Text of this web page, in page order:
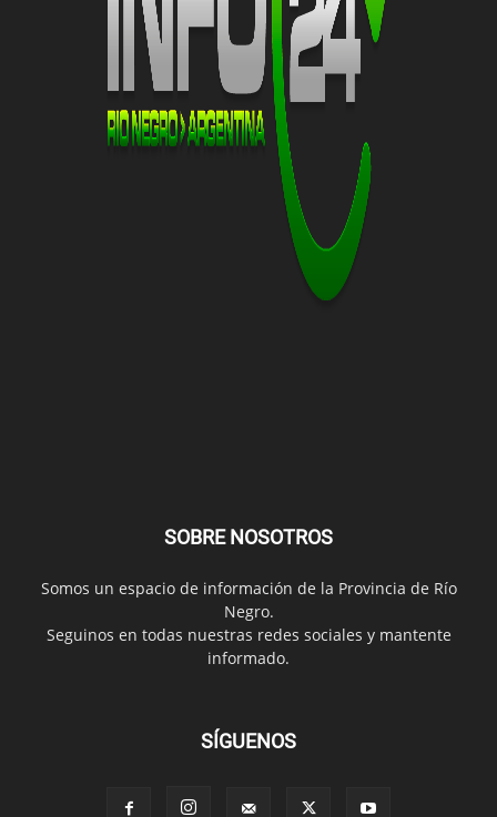
SOBRE NOSOTROS
Somos un espacio de información de la Provincia de Río
Negro.
Seguinos en todas nuestras redes sociales y mantente
informado.
SÍGUENOS